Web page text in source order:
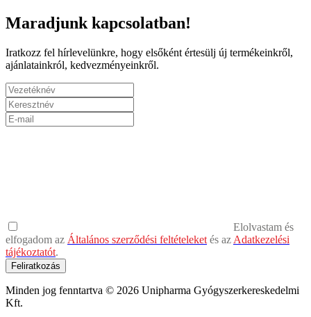
Maradjunk kapcsolatban!
Iratkozz fel hírlevelünkre, hogy elsőként értesülj új termékeinkről,
ajánlatainkról, kedvezményeinkről.
Elolvastam és
elfogadom az Általános szerződési feltételeket és az Adatkezelési
tájékoztatót.
Feliratkozás
Minden jog fenntartva © 2026 Unipharma Gyógyszerkereskedelmi
Kft.